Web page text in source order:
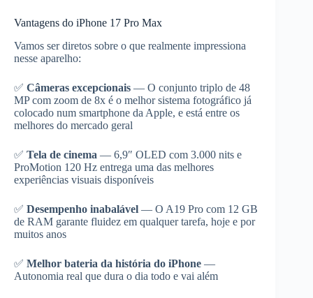
Vantagens do iPhone 17 Pro Max
Vamos ser diretos sobre o que realmente impressiona
nesse aparelho:
✅ Câmeras excepcionais — O conjunto triplo de 48
MP com zoom de 8x é o melhor sistema fotográfico já
colocado num smartphone da Apple, e está entre os
melhores do mercado geral
✅ Tela de cinema — 6,9″ OLED com 3.000 nits e
ProMotion 120 Hz entrega uma das melhores
experiências visuais disponíveis
✅ Desempenho inabalável — O A19 Pro com 12 GB
de RAM garante fluidez em qualquer tarefa, hoje e por
muitos anos
✅ Melhor bateria da história do iPhone —
Autonomia real que dura o dia todo e vai além